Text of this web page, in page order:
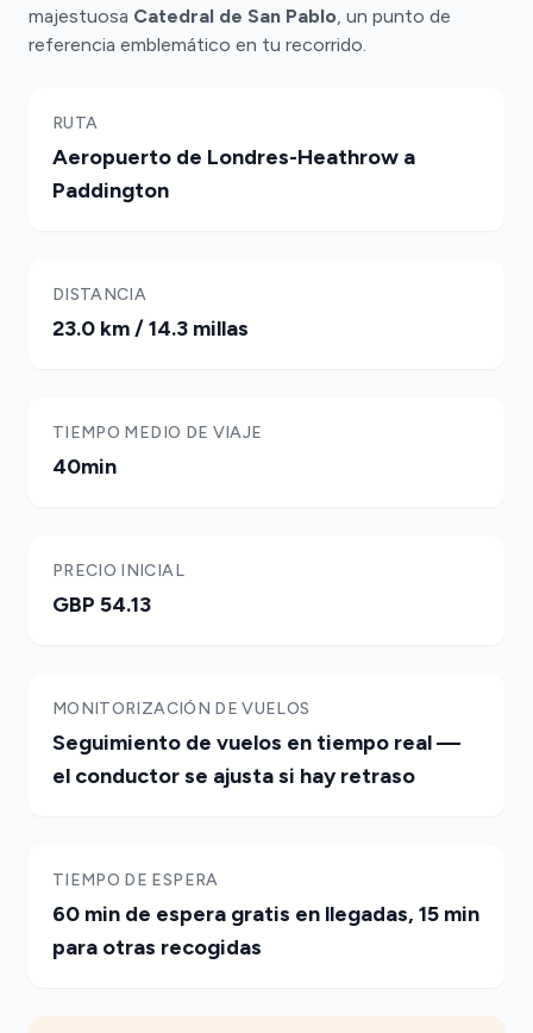
majestuosa Catedral de San Pablo, un punto de
referencia emblemático en tu recorrido.
RUTA
Aeropuerto de Londres-Heathrow a
Paddington
DISTANCIA
23.0 km / 14.3 millas
TIEMPO MEDIO DE VIAJE
40min
PRECIO INICIAL
GBP 54.13
MONITORIZACIÓN DE VUELOS
Seguimiento de vuelos en tiempo real —
el conductor se ajusta si hay retraso
TIEMPO DE ESPERA
60 min de espera gratis en llegadas, 15 min
para otras recogidas